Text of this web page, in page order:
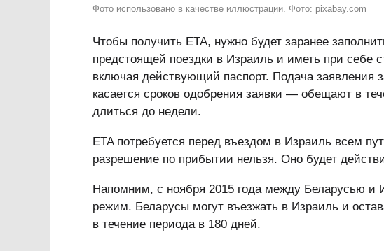
Фото использовано в качестве иллюстрации. Фото: pixabay.com
Чтобы получить ETA, нужно будет заранее
предстоящей поездки в Израиль и иметь при себе
включая действующий паспорт. Подача заявления
касается сроков одобрения заявки — обещают в
длиться до недели.
ETA потребуется перед въездом в Израиль всем
разрешение по прибытии нельзя. Оно будет
Напомним, с ноября 2015 года между Беларусью и
режим. Беларусы могут въезжать в Израиль и
в течение периода в 180 дней.